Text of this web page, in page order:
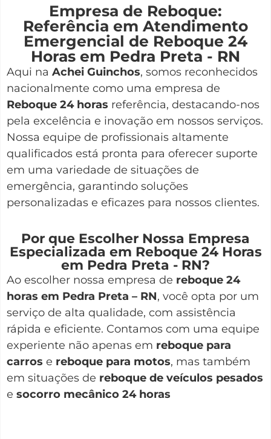
Empresa de Reboque:
Referência em Atendimento
Emergencial de Reboque 24
Horas em Pedra Preta - RN
Aqui na Achei Guinchos, somos reconhecidos
nacionalmente como uma empresa de
Reboque 24 horas referência, destacando-nos
pela excelência e inovação em nossos serviços.
Nossa equipe de profissionais altamente
qualificados está pronta para oferecer suporte
em uma variedade de situações de
emergência, garantindo soluções
personalizadas e eficazes para nossos clientes.
Por que Escolher Nossa Empresa
Especializada em Reboque 24 Horas
em Pedra Preta - RN?
Ao escolher nossa empresa de reboque 24
horas em Pedra Preta – RN, você opta por um
serviço de alta qualidade, com assistência
rápida e eficiente. Contamos com uma equipe
experiente não apenas em reboque para
carros e reboque para motos, mas também
em situações de reboque de veículos pesados
e socorro mecânico 24 horas